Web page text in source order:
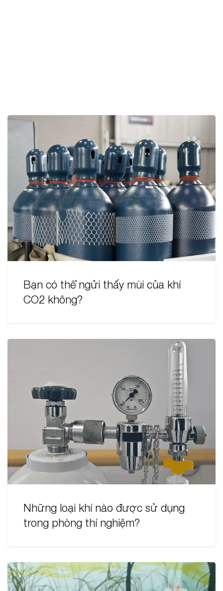
Bạn có thể ngửi thấy mùi của khí
CO2 không?
Những loại khí nào được sử dụng
trong phòng thí nghiệm?